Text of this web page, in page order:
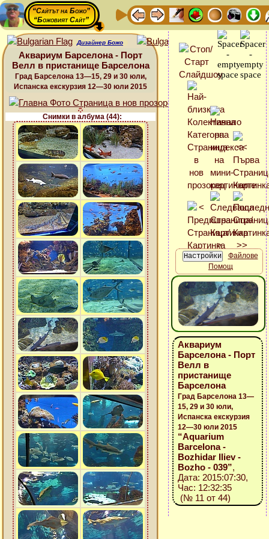
“Сайтът на Божо”
“Божовият Сайт”
Дизайнер Божо
Аквариум Барселона - Порт
Велл в пристанище Барселона
Град Барселона 13—15, 29 и 30 юли,
Испанска екскурзия 12—30 юли 2015
Снимки в албума (44):
Файлове
Помощ
Аквариум
Барселона - Порт
Велл в
пристанище
Барселона
Град Барселона 13—
15, 29 и 30 юли,
Испанска екскурзия
12—30 юли 2015
“Aquarium
Barcelona -
Bozhidar Iliev -
Bozho - 039”,
Дата: 2015:07:30,
Час: 12:32:35
(№ 11 от 44)